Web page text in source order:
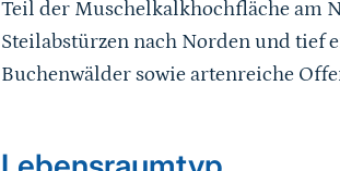
Teil der Muschelkalkhochfläche am
Steilabstürzen nach Norden und tief
Buchenwälder sowie artenreiche
Sprungmarke